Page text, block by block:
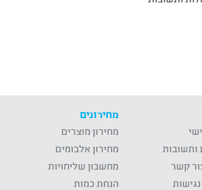
ותשובות
קשר
מחירונים
מחירון מוצרים
מחירון אלבומים
מחשבון שליחויות
הנחת כמות